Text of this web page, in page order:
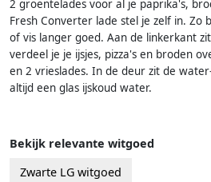
2 groentelades voor al je paprika's,
Fresh Converter lade stel je zelf in. Zo
of vis langer goed. Aan de linkerkant
verdeel je je ijsjes, pizza's en broden
en 2 vrieslades. In de deur zit de
altijd een glas ijskoud water.
Bekijk relevante witgoed
Zwarte LG witgoed